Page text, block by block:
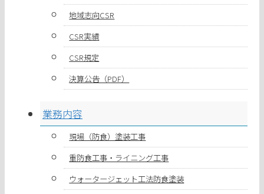
地域志向CSR
CSR実績
CSR規定
決算公告（PDF）
業務内容
現場（防食）塗装工事
重防食工事・ライニング工事
ウォータージェット工法防食塗装